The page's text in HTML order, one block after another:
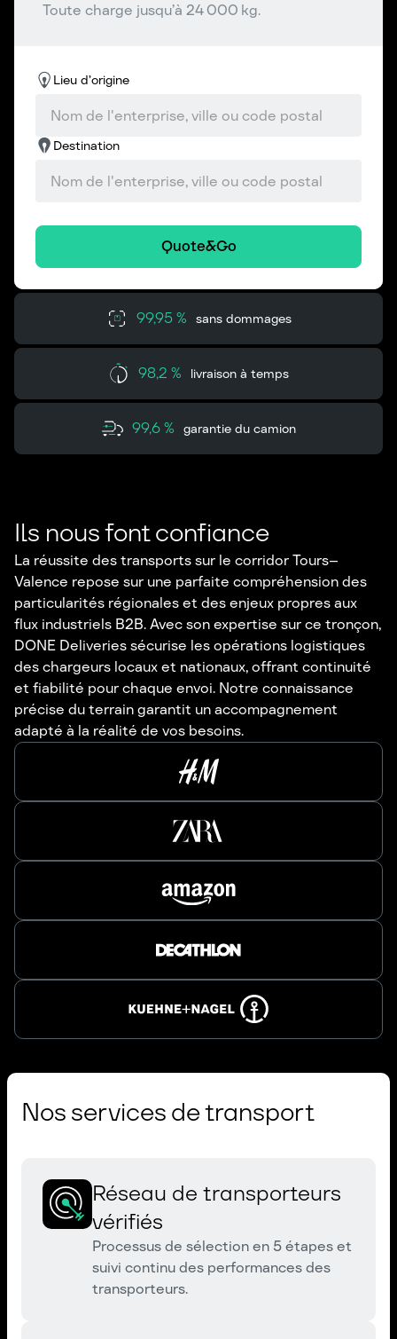
Toute charge jusqu’à 24 000 kg.
Lieu d’origine
Destination
Quote&Go
99,95 % sans dommages
98,2 % livraison à temps
99,6 % garantie du camion
Ils nous font confiance
La réussite des transports sur le corridor Tours–
Valence repose sur une parfaite compréhension des
particularités régionales et des enjeux propres aux
flux industriels B2B. Avec son expertise sur ce tronçon,
DONE Deliveries sécurise les opérations logistiques
des chargeurs locaux et nationaux, offrant continuité
et fiabilité pour chaque envoi. Notre connaissance
précise du terrain garantit un accompagnement
adapté à la réalité de vos besoins.
Nos services de transport
Réseau de transporteurs
vérifiés
Processus de sélection en 5 étapes et
suivi continu des performances des
transporteurs.